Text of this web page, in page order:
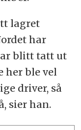
lagret
har
blitt tatt ut
her ble vel
driver, så
sier han.